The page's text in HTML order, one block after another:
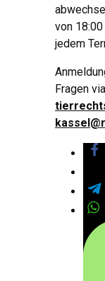
von
jedem
Fragen